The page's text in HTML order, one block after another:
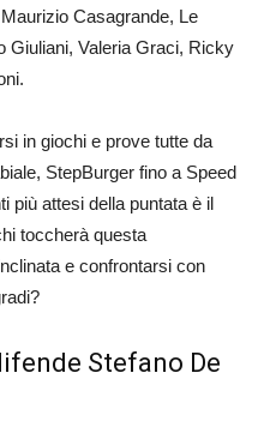
Casagrande, Le
Giuliani, Valeria Graci, Ricky
in giochi e prove tutte da
StepBurger fino a Speed
più attesi della puntata è il
toccherà questa
e confrontarsi con
Stefano De